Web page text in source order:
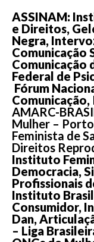
ASSINAM:
e Direitos,
Negra,
Comunicação
Comunicação
Federal de
Fórum
Comunicação,
AMARC-
Mulher –
Feminista de
Direitos
Instituto
Democracia,
Profissionais
Instituto
Consumidor,
Dan,
– Liga